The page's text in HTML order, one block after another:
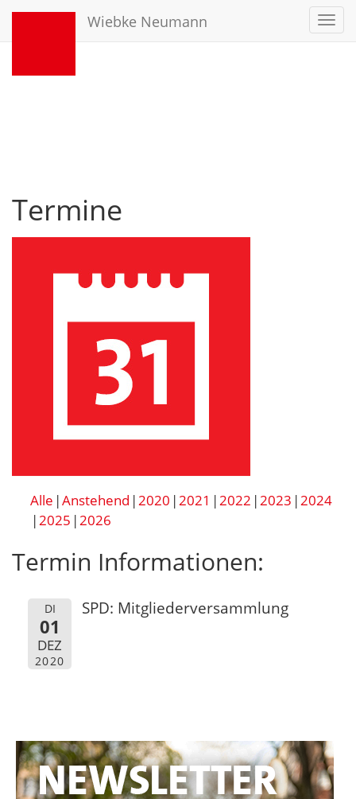
Wiebke Neumann
Termine
Alle Anstehend 2020 2021 2022 2023 2024
2025 2026
Termin Informationen:
DI
01
DEZ
2020
SPD: Mitgliederversammlung